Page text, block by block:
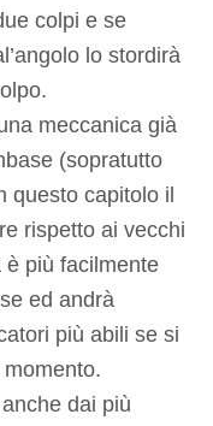
colpi e se
lo stordirà
meccanica già
(sopratutto
questo capitolo il
rispetto ai vecchi
più facilmente
ed andrà
più abili se si
dai più